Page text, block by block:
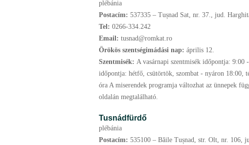
plébánia
Postacím: 537335 – Tușnad Sat, nr. 37., jud.
Tel: 0266-334.242
Email: tusnad@romkat.ro
Örökös szentségimádási nap: április 12.
Szentmisék: A vasárnapi szentmisék időpontja: 9:00
időpontja: hétfő, csütörtök, szombat - nyáron 18:00,
óra A miserendek programja változhat az ünnepek
oldalán megtalálható.
Tusnádfürdő
plébánia
Postacím: 535100 – Băile Tușnad, str. Olt, nr. 106,